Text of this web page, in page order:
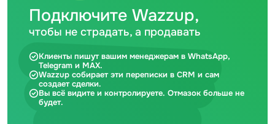
Подключите Wazzup,
чтобы не страдать, а продавать
Клиенты пишут вашим менеджерам в WhatsApp,
Telegram и MAX.
Wazzup собирает эти переписки в CRM и сам
создает сделки.
Вы всё видите и контролируете. Отмазок больше не
будет.